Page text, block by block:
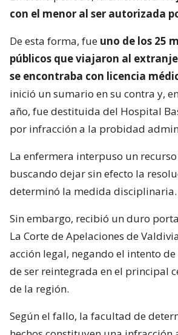
con el menor al ser autorizada
De esta forma, fue uno de los 25
públicos que viajaron al
se encontraba con licencia
inició un sumario en su contra y,
año, fue destituida del Hospital
por infracción a la probidad
La enfermera interpuso un
buscando dejar sin efecto la
determinó la medida disciplinaria.
Sin embargo, recibió un duro
La Corte de Apelaciones de
acción legal, negando el intento
de ser reintegrada en el principal
de la región.
Según el fallo, la facultad de